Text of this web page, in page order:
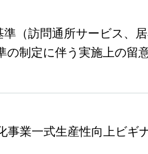
（訪問通所サービス、
制定に伴う実施上の留
事業一式生産性向上ビギ